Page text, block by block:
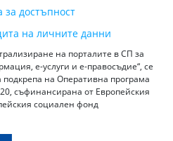
за достъпност
на личните данни
на порталите в СП за
е-услуги и е-правосъдие“, се
на Оперативна програма
съфинансирана от Европейския
социален фонд